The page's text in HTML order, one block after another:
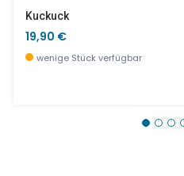
Kuckuck
19,90 €
wenige Stück verfügbar